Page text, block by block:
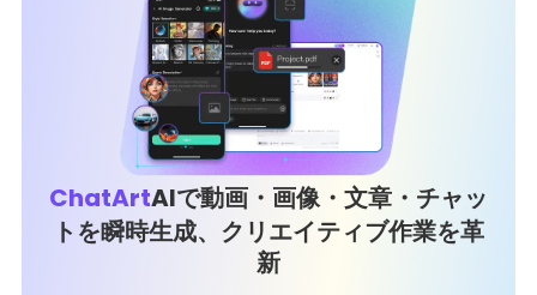
ChatArtAIで動画・画像・文章・チャッ
トを瞬時生成、クリエイティブ作業を革
新